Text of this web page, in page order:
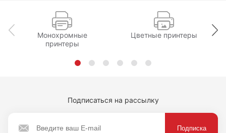
Монохромные
принтеры
Цветные принтеры
Подписаться на рассылку